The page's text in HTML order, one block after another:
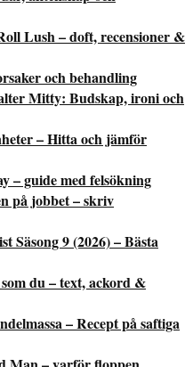
Lush – doft, recensioner &
och behandling
Mitty: Budskap, ironi och
– Hitta och jämför
– guide med felsökning
på jobbet – skriv
Säsong 9 (2026) – Bästa
du – text, ackord &
– Recept på saftiga